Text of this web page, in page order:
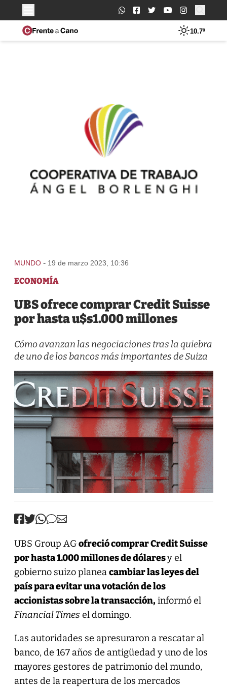
Buscar:
10.7º
MUNDO - 19 de marzo 2023, 10:36
ECONOMÍA
UBS ofrece comprar Credit Suisse
por hasta u$s1.000 millones
Cómo avanzan las negociaciones tras la quiebra
de uno de los bancos más importantes de Suiza
UBS Group AGofreció comprar Credit Suisse
por hasta 1.000 millones de dólaresy el
gobierno suizo planeacambiar las leyes del
país para evitar una votación de los
accionistas sobre la transacción,informó el
Financial Times el domingo.
Las autoridades se apresuraron a rescatar al
banco, de 167 años de antigüedad y uno de los
mayores gestores de patrimonio del mundo,
antes de la reapertura de los mercados